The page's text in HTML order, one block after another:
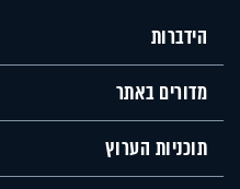
הידברות
מדורים באתר
תוכניות הערוץ